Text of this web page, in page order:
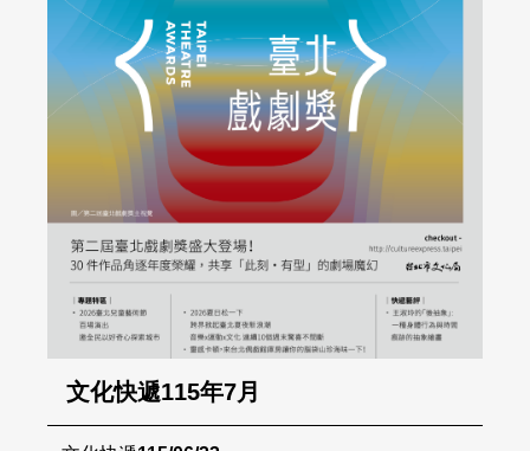
文化快遞115年7月